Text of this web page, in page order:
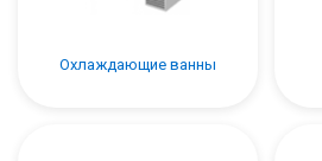
Охлаждающие ванны